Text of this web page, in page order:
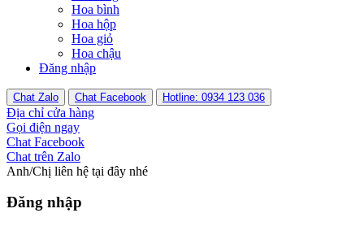
Hoa bình
Hoa hộp
Hoa giỏ
Hoa chậu
Đăng nhập
Chat Zalo Chat Facebook Hotline: 0934 123 036
Địa chỉ cửa hàng
Gọi điện ngay
Chat Facebook
Chat trên Zalo
Anh/Chị liên hệ tại đây nhé
Đăng nhập